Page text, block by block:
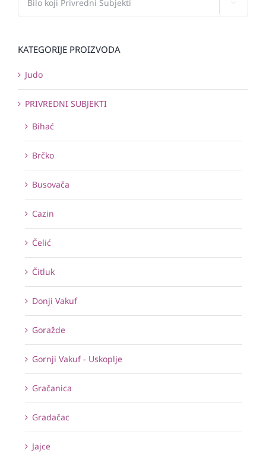
KATEGORIJE PROIZVODA
Judo
PRIVREDNI SUBJEKTI
Bihać
Brčko
Busovača
Cazin
Čelić
Čitluk
Donji Vakuf
Goražde
Gornji Vakuf - Uskoplje
Gračanica
Gradačac
Jajce